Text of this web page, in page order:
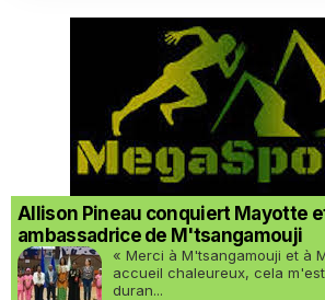
Allison Pineau conquiert Mayotte
ambassadrice de M'tsangamouji
« Merci à M'tsangamouji et à
accueil chaleureux, cela
duran...